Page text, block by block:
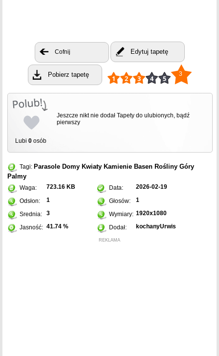
Cofnij Edytuj tapetę
Pobierz tapetę 3
Lubi 0 osób
Jeszcze nikt nie dodał Tapety do ulubionych, bądź
pierwszy
Tagi: Parasole Domy Kwiaty Kamienie Basen Rośliny Góry
Palmy
Waga: 723.16 KB Data: 2026-02-19
Odsłon: 1 Głosów: 1
Srednia: 3 Wymiary: 1920x1080
Jasność: 41.74 % Dodał: kochanyUrwis
REKLAMA